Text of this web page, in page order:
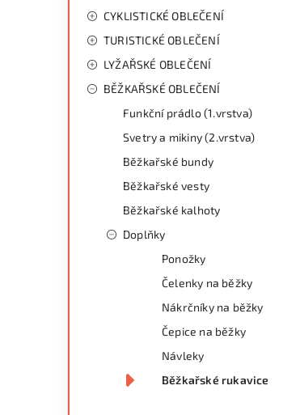
CYKLISTICKÉ OBLEČENÍ
TURISTICKÉ OBLEČENÍ
LYŽAŘSKÉ OBLEČENÍ
BĚŽKAŘSKÉ OBLEČENÍ
Funkční prádlo (1.vrstva)
Svetry a mikiny (2.vrstva)
Běžkařské bundy
Běžkařské vesty
Běžkařské kalhoty
Doplňky
Ponožky
Čelenky na běžky
Nákrčníky na běžky
Čepice na běžky
Návleky
Běžkařské rukavice